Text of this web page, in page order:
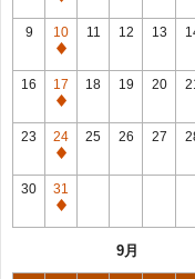
館
日
9
10
休
館
日
11 12 13
16
17
休
館
日
18 19 20
23
24
休
館
日
25 26 27
30
31
休
9月